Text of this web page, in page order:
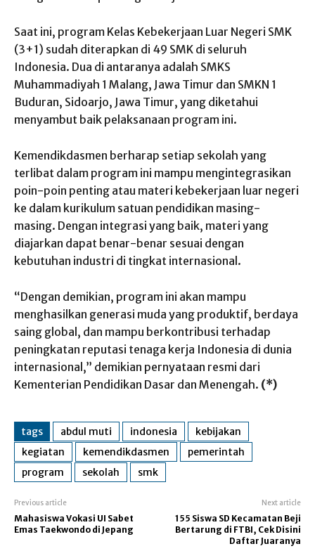
Saat ini, program Kelas Kebekerjaan Luar Negeri SMK
(3+1) sudah diterapkan di 49 SMK di seluruh
Indonesia. Dua di antaranya adalah SMKS
Muhammadiyah 1 Malang, Jawa Timur dan SMKN 1
Buduran, Sidoarjo, Jawa Timur, yang diketahui
menyambut baik pelaksanaan program ini.
Kemendikdasmen berharap setiap sekolah yang
terlibat dalam program ini mampu mengintegrasikan
poin-poin penting atau materi kebekerjaan luar negeri
ke dalam kurikulum satuan pendidikan masing-
masing. Dengan integrasi yang baik, materi yang
diajarkan dapat benar-benar sesuai dengan
kebutuhan industri di tingkat internasional.
“Dengan demikian, program ini akan mampu
menghasilkan generasi muda yang produktif, berdaya
saing global, dan mampu berkontribusi terhadap
peningkatan reputasi tenaga kerja Indonesia di dunia
internasional,” demikian pernyataan resmi dari
Kementerian Pendidikan Dasar dan Menengah. (*)
tags abdul muti indonesia
kebijakan
kegiatan
kemendikdasmen
pemerintah
program
sekolah smk
Previous article
Mahasiswa Vokasi UI Sabet
Emas Taekwondo di Jepang
Next article
155 Siswa SD Kecamatan Beji
Bertarung di FTBI, Cek Disini
Daftar Juaranya